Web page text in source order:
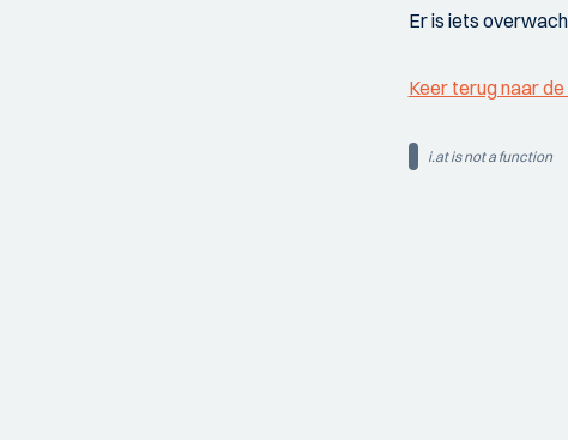
Er is iets
Keer terug naar
i.at is not a function